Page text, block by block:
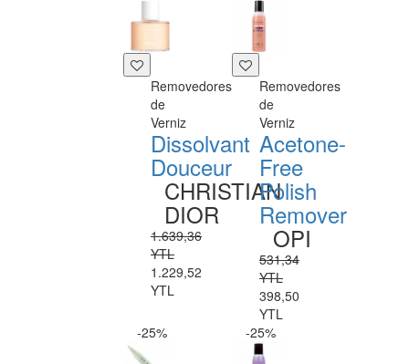
Removedores
de
Verniz
Dissolvant
Douceur
CHRISTIAN
DIOR
1.639,36
YTL
1.229,52
YTL
Removedores
de
Verniz
Acetone-
Free
Polish
Remover
OPI
531,34
YTL
398,50
YTL
-25%
-25%